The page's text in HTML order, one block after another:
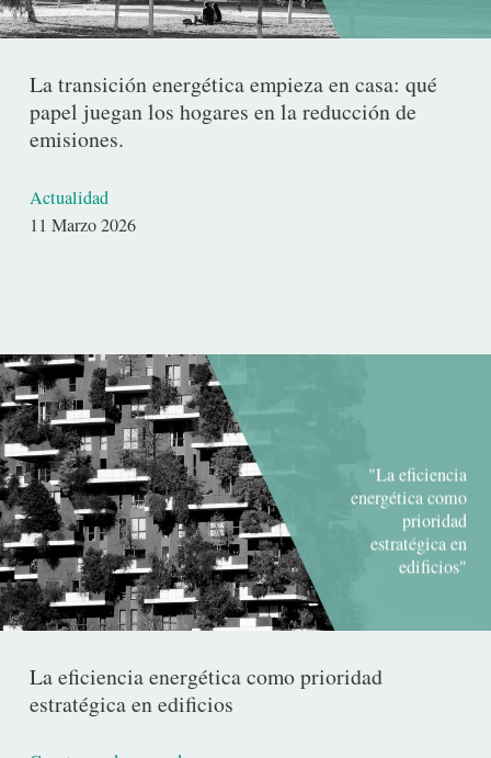
La transición energética empieza en casa: qué
papel juegan los hogares en la reducción de
emisiones.
Actualidad
Fecha11 Marzo 2026
"La eficiencia
energética como
prioridad
estratégica en
edificios"
La eficiencia energética como prioridad
estratégica en edificios